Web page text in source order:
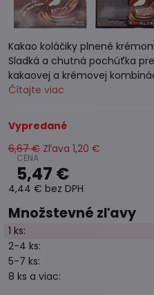
Kakao koláčiky plnené
Sladká a chutná pochúťka
kakaovej a krémovej
Čítajte viac
Vypredané
6,67 € Zľava 1,20 €
5,47 €
4,44 € bez DPH
Množstevné zľavy
1 ks:
2-4 ks:
5-7 ks:
8 ks a viac: